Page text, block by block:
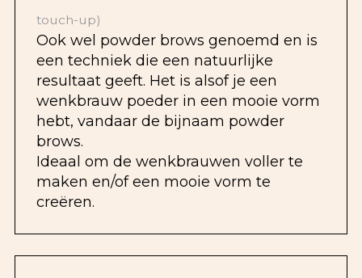
touch-up)
Ook wel powder brows genoemd en is
een techniek die een natuurlijke
resultaat geeft. Het is alsof je een
wenkbrauw poeder in een mooie vorm
hebt, vandaar de bijnaam powder
brows.
Ideaal om de wenkbrauwen voller te
maken en/of een mooie vorm te
creëren.